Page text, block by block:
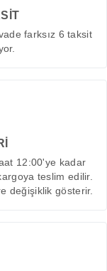
farksız 6 taksit
12:00'ye kadar
teslim edilir.
değişiklik gösterir.